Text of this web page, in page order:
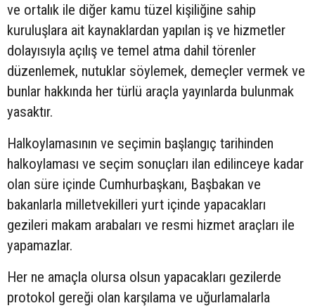
ve ortalık ile diğer kamu tüzel kişiliğine sahip
kuruluşlara ait kaynaklardan yapılan iş ve hizmetler
dolayısıyla açılış ve temel atma dahil törenler
düzenlemek, nutuklar söylemek, demeçler vermek ve
bunlar hakkında her türlü araçla yayınlarda bulunmak
yasaktır.
Halkoylamasının ve seçimin başlangıç tarihinden
halkoylaması ve seçim sonuçları ilan edilinceye kadar
olan süre içinde Cumhurbaşkanı, Başbakan ve
bakanlarla milletvekilleri yurt içinde yapacakları
gezileri makam arabaları ve resmi hizmet araçları ile
yapamazlar.
Her ne amaçla olursa olsun yapacakları gezilerde
protokol gereği olan karşılama ve uğurlamalarla